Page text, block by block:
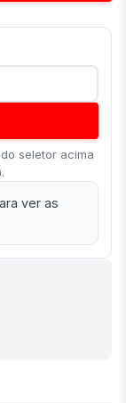
do seletor acima
ver as